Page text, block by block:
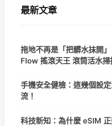
最新文章
拖地不再是「把髒水抹開
Flow 搖滾天王 滾筒活水掃
手機安全健檢：這幾個設
流！
科技新知：為什麼 eSIM